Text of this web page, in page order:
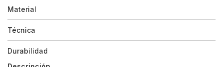
Material
Técnica
Durabilidad